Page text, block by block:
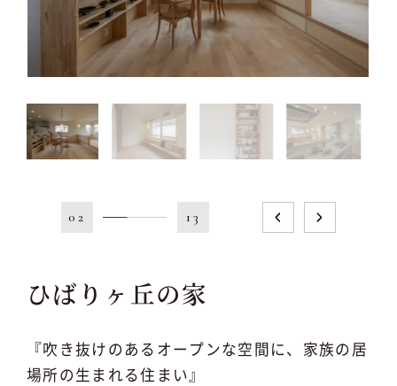
02 13
ひばりヶ丘の家
『吹き抜けのあるオープンな空間に、家族の居
場所の生まれる住まい』